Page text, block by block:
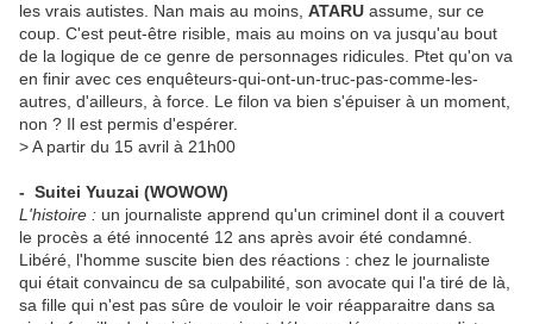
les vrais autistes. Nan mais au moins, ATARU assume, sur ce
coup. C'est peut-être risible, mais au moins on va jusqu'au bout
de la logique de ce genre de personnages ridicules. Ptet qu'on va
en finir avec ces enquêteurs-qui-ont-un-truc-pas-comme-les-
autres, d'ailleurs, à force. Le filon va bien s'épuiser à un moment,
non ? Il est permis d'espérer.
> A partir du 15 avril à 21h00
- Suitei Yuuzai (WOWOW)
L'histoire : un journaliste apprend qu'un criminel dont il a couvert
le procès a été innocenté 12 ans après avoir été condamné.
Libéré, l'homme suscite bien des réactions : chez le journaliste
qui était convaincu de sa culpabilité, son avocate qui l'a tiré de là,
sa fille qui n'est pas sûre de vouloir le voir réapparaitre dans sa